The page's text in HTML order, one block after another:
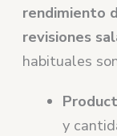
rendimiento
revisiones
habituales
y